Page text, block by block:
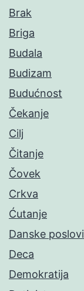
Brak
Briga
Budala
Budizam
Budućnost
Čekanje
Cilj
Čitanje
Čovek
Crkva
Ćutanje
Danske
Deca
Demokratija